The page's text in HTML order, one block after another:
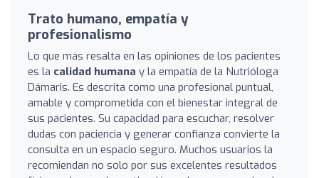
Trato humano, empatía y
profesionalismo
Lo que más resalta en las opiniones de los pacientes
es la calidad humana y la empatía de la Nutrióloga
Dámaris. Es descrita como una profesional puntual,
amable y comprometida con el bienestar integral de
sus pacientes. Su capacidad para escuchar, resolver
dudas con paciencia y generar confianza convierte la
consulta en un espacio seguro. Muchos usuarios la
recomiendan no solo por sus excelentes resultados